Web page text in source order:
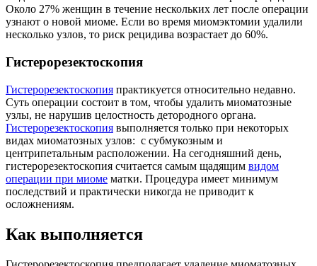
Около 27% женщин в течение нескольких лет после операции
узнают о новой миоме. Если во время миомэктомии удалили
несколько узлов, то риск рецидива возрастает до 60%.
Гистерорезектоскопия
Гистерорезектоскопия практикуется относительно недавно.
Суть операции состоит в том, чтобы удалить миоматозные
узлы, не нарушив целостность детородного органа.
Гистерорезектоскопия выполняется только при некоторых
видах миоматозных узлов: с субмукозным и
центрипетальным расположении. На сегодняшний день,
гистерорезектоскопия считается самым щадящим видом
операции при миоме матки. Процедура имеет минимум
последствий и практически никогда не приводит к
осложнениям.
Как выполняется